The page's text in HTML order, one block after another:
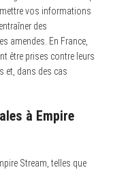
vos informations
des
amendes. En France,
être prises contre leurs
et, dans des cas
à Empire
Stream, telles que